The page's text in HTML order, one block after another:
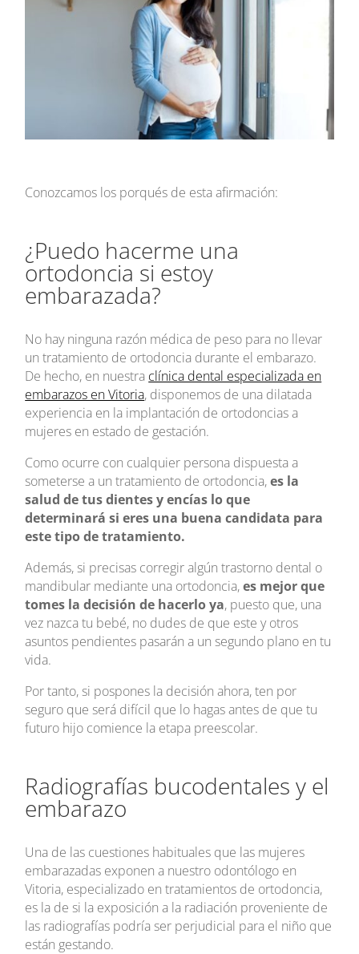
Conozcamos los porqués de esta afirmación:
¿Puedo hacerme una
ortodoncia si estoy
embarazada?
No hay ninguna razón médica de peso para no llevar
un tratamiento de ortodoncia durante el embarazo.
De hecho, en nuestra clínica dental especializada en
embarazos en Vitoria, disponemos de una dilatada
experiencia en la implantación de ortodoncias a
mujeres en estado de gestación.
Como ocurre con cualquier persona dispuesta a
someterse a un tratamiento de ortodoncia,es la
salud de tus dientes y encías lo que
determinará si eres una buena candidata para
este tipo de tratamiento.
Además, si precisas corregir algún trastorno dental o
mandibular mediante una ortodoncia,es mejor que
tomes la decisión de hacerlo ya, puesto que, una
vez nazca tu bebé, no dudes de que este y otros
asuntos pendientes pasarán a un segundo plano en tu
vida.
Por tanto, si pospones la decisión ahora, ten por
seguro que será difícil que lo hagas antes de que tu
futuro hijo comience la etapa preescolar.
Radiografías bucodentales y el
embarazo
Una de las cuestiones habituales que las mujeres
embarazadas exponen a nuestro odontólogo en
Vitoria, especializado en tratamientos de ortodoncia,
es la de si la exposición a la radiación proveniente de
las radiografías podría ser perjudicial para el niño que
están gestando.